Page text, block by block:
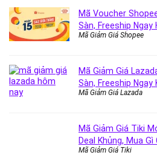
Mã Voucher
Sàn, Freeship Ngay
Mã Giảm Giá Shopee
Mã Giảm Giá
Sàn, Freeship Ngay
Mã Giảm Giá Lazada
Mã Giảm Giá Tiki
Deal Khủng, Mua Gì
Mã Giảm Giá Tiki